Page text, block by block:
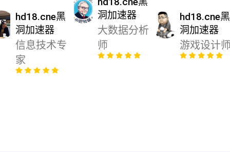
hd18.cne黑
洞加速器
信息技术专
家
洞加速器
大数据分析
师
hd18.cne黑
洞加速器
游戏设计